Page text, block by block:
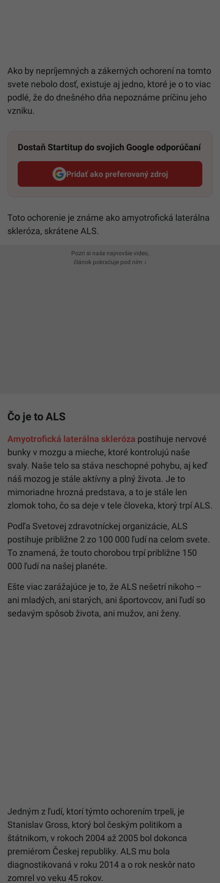
Ako by nepríjemných a zákerných ochorení na tomto
svete nebolo dosť, existuje aj jedno, ktoré je o to viac
podlé, že do dnešného dňa nepoznáme príčinu jeho
vzniku.
Dostaň Startitup do svojich Google odporúčaní
Pridať ako preferovaný zdroj
Startitup, odkaz sa otvorí v
Toto ochorenie je známe ako amyotrofická laterálna
skleróza, skrátene ALS.
Pozri si naše najnovšie video,
článok pokračuje pod ním ↓
Čo je to ALS
Amyotrofická laterálna skleróza postihuje nervové
bunky v mozgu a mieche, ktoré kontrolujú naše
svaly. Naše telo sa stáva neschopné pohybu, aj keď
náš mozog je stále aktívny a plný života. Je to
mimoriadne hrozná predstava, a to je stále len
zlomok toho, čo sa deje v tele človeka, ktorý trpí ALS.
Podľa Svetovej zdravotníckej organizácie, ALS
postihuje približne 2 zo 100 000 ľudí na celom svete.
To znamená, že touto chorobou trpí približne 150
000 ľudí na našej planéte.
Ešte viac zarážajúce je to, že ALS nešetrí nikoho –
ani mladých, ani starých, ani športovcov, ani ľudí so
sedavým spôsob života, ani mužov, ani ženy.
Jedným z ľudí, ktorí týmto ochorením trpeli, je
Stanislav Gross, ktorý bol českým politikom a
štátnikom, v rokoch 2004 až 2005 bol dokonca
premiérom Českej republiky. ALS mu bola
diagnostikovaná v roku 2014 a o rok neskôr nato
zomrel vo veku 45 rokov.